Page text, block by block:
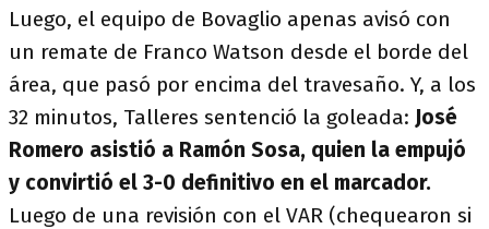
Luego, el equipo de Bovaglio apenas avisó con
un remate de Franco Watson desde el borde del
área, que pasó por encima del travesaño. Y, a los
32 minutos, Talleres sentenció la goleada: José
Romero asistió a Ramón Sosa, quien la empujó
y convirtió el 3-0 definitivo en el marcador.
Luego de una revisión con el VAR (chequearon si